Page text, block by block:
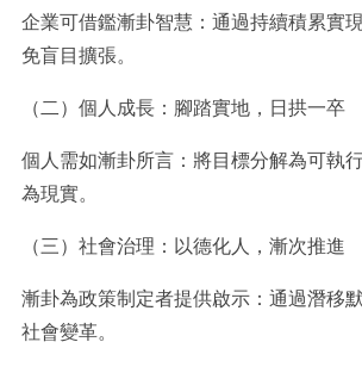
企業可借鑑漸卦智慧：通過持續積累實
免盲目擴張。
（二）個人成長：腳踏實地，日拱一卒
個人需如漸卦所言：將目標分解為可執
為現實。
（三）社會治理：以德化人，漸次推進
漸卦為政策制定者提供啟示：通過潛移
社會變革。